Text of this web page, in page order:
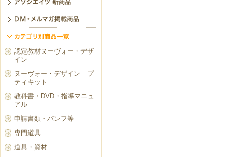
認定教材ヌーヴォー・デザ
イン
ヌーヴォー・デザイン プ
ティキット
教科書・DVD・指導マニュ
アル
申請書類・パンフ等
専門道具
道具・資材